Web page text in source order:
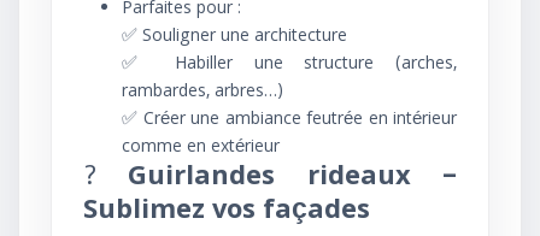
Parfaites pour :
✅ Souligner une architecture
✅ Habiller une structure (arches,
rambardes, arbres…)
✅ Créer une ambiance feutrée en intérieur
comme en extérieur
?️ Guirlandes rideaux –
Sublimez vos façades